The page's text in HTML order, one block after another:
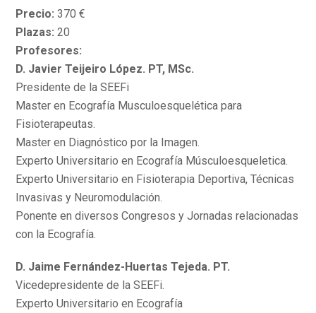
Precio: 370 €
Plazas: 20
Profesores:
D. Javier Teijeiro López. PT, MSc.
Presidente de la SEEFi
Master en Ecografía Musculoesquelética para
Fisioterapeutas.
Master en Diagnóstico por la Imagen.
Experto Universitario en Ecografía Músculoesqueletica.
Experto Universitario en Fisioterapia Deportiva, Técnicas
Invasivas y Neuromodulación.
Ponente en diversos Congresos y Jornadas relacionadas
con la Ecografía.
D. Jaime Fernández-Huertas Tejeda. PT.
Vicedepresidente de la SEEFi.
Experto Universitario en Ecografía